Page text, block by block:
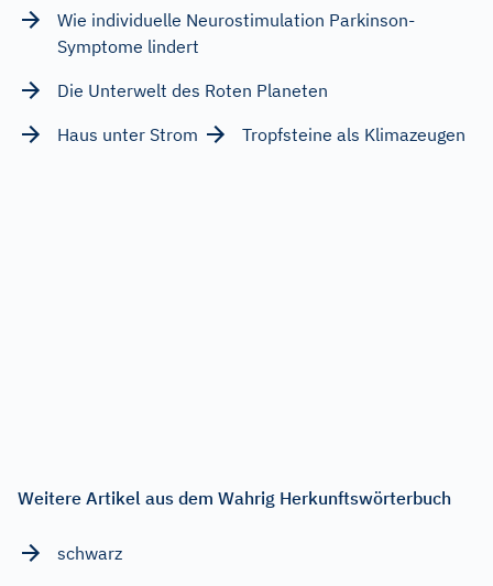
Wie individuelle Neurostimulation Parkinson-
Symptome lindert
Die Unterwelt des Roten Planeten
Haus unter Strom
Tropfsteine als Klimazeugen
Weitere Artikel aus dem Wahrig Herkunftswörterbuch
schwarz